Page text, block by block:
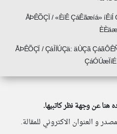
ÅÞÊÕÇÏ / «ÈíÊ ÇáÊãæíá» íÊíÍ
ÅÞÊÕÇÏ / ÇáÌÏÚÇä: äÙÇã
هنا عن وجهة نظر كاتبيها.
و العنوان الاكتروني للمقالة.